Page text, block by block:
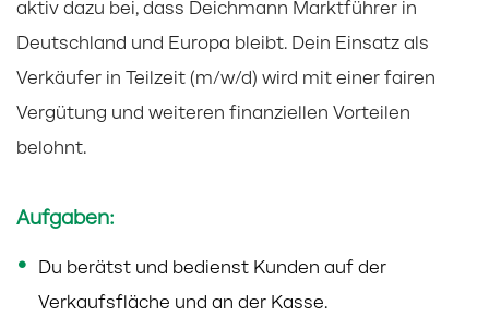
aktiv dazu bei, dass Deichmann Marktführer in
Deutschland und Europa bleibt. Dein Einsatz als
Verkäufer in Teilzeit (m/w/d) wird mit einer fairen
Vergütung und weiteren finanziellen Vorteilen
belohnt.
Aufgaben:
Du berätst und bedienst Kunden auf der
Verkaufsfläche und an der Kasse.